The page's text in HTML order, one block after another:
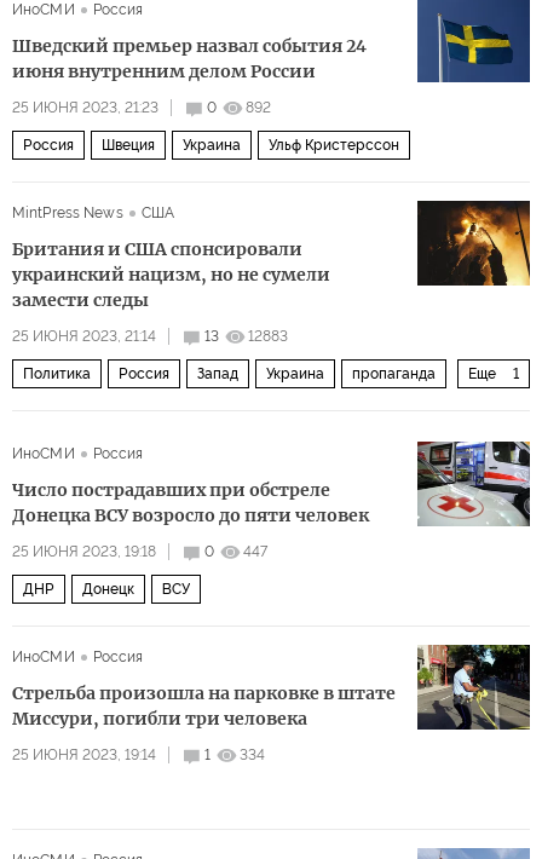
ИноСМИ Россия
Шведский премьер назвал события 24
июня внутренним делом России
25 ИЮНЯ 2023, 21:23 0 892
Россия Швеция Украина Ульф Кристерссон
MintPress News США
Британия и США спонсировали
украинский нацизм, но не сумели
замести следы
25 ИЮНЯ 2023, 21:14 13 12883
Еще 1
Политика Россия Запад Украина пропаганда
ИноСМИ Россия
Число пострадавших при обстреле
Донецка ВСУ возросло до пяти человек
25 ИЮНЯ 2023, 19:18 0 447
ДНР Донецк ВСУ
ИноСМИ Россия
Стрельба произошла на парковке в штате
Миссури, погибли три человека
25 ИЮНЯ 2023, 19:14 1 334